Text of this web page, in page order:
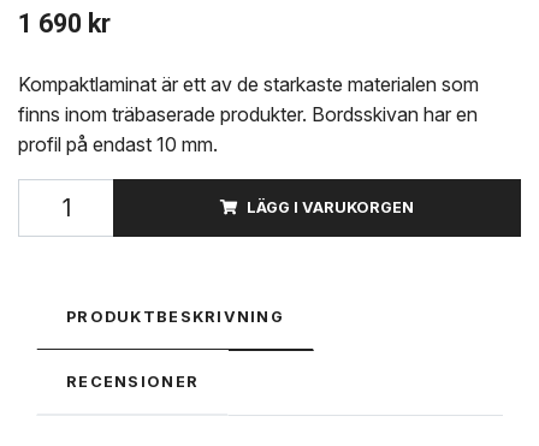
1 690 kr
Kompaktlaminat är ett av de starkaste materialen som
finns inom träbaserade produkter. Bordsskivan har en
profil på endast 10 mm.
LÄGG I VARUKORGEN
PRODUKTBESKRIVNING
RECENSIONER